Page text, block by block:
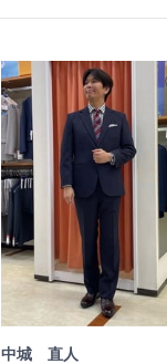
中城 直人